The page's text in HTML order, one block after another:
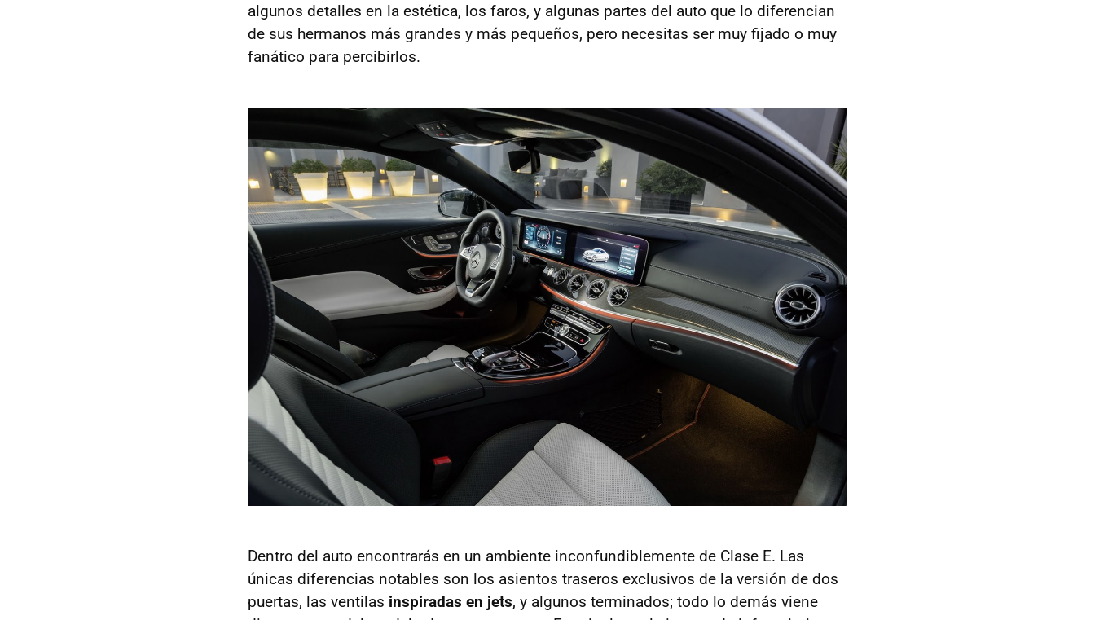
algunos detalles en la estética, los faros, y algunas partes del auto que lo diferencian
de sus hermanos más grandes y más pequeños, pero necesitas ser muy fijado o muy
fanático para percibirlos.
Dentro del auto encontrarás en un ambiente inconfundiblemente de Clase E. Las
únicas diferencias notables son los asientos traseros exclusivos de la versión de dos
puertas, las ventilas inspiradas en jets, y algunos terminados; todo lo demás viene